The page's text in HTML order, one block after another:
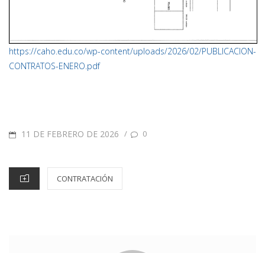
https://caho.edu.co/wp-content/uploads/2026/02/PUBLICACION-
CONTRATOS-ENERO.pdf
11 DE FEBRERO DE 2026 / 0
CONTRATACIÓN